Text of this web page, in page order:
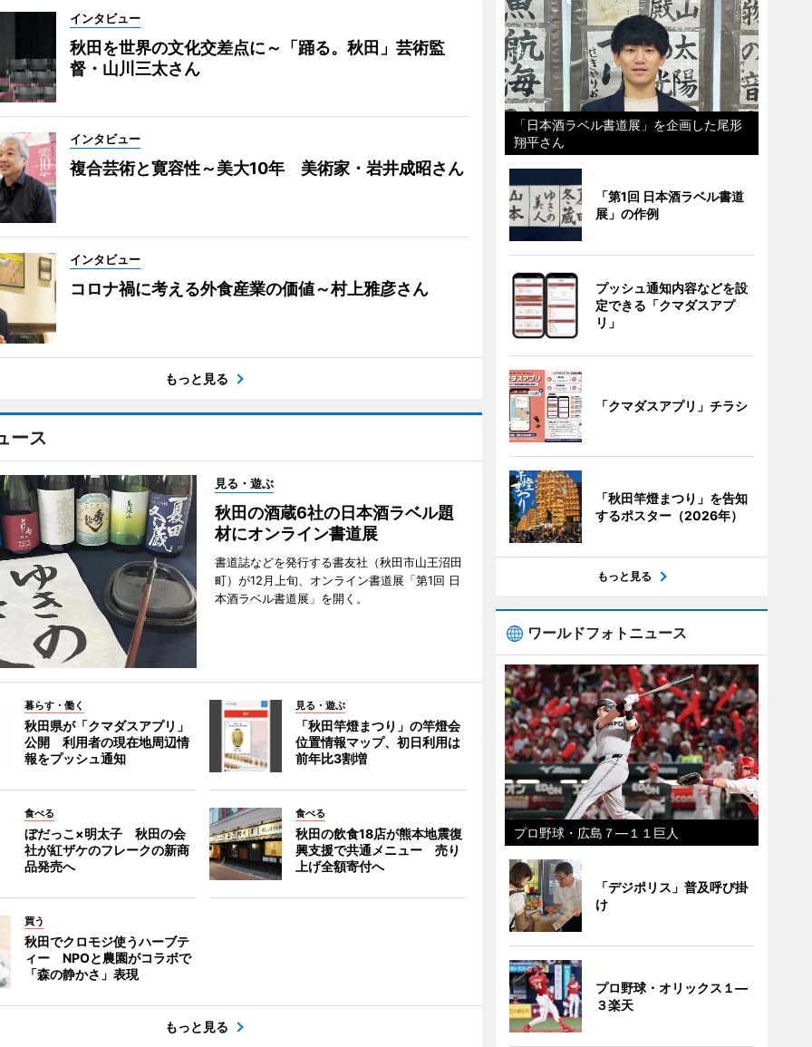
インタビュー
秋田を世界の文化交差点に～「踊る。秋田」芸術監
督・山川三太さん
インタビュー
複合芸術と寛容性～美大10年 美術家・岩井成昭さん
インタビュー
コロナ禍に考える外食産業の価値～村上雅彦さん
もっと見る
ース
見る・遊ぶ
秋田の酒蔵6社の日本酒ラベル題
材にオンライン書道展
書道誌などを発行する書友社（秋田市山王沼田
町）が12月上旬、オンライン書道展「第1回 日
本酒ラベル書道展」を開く。
暮らす・働く
秋田県が「クマダスアプリ」
公開 利用者の現在地周辺情
報をプッシュ通知
見る・遊ぶ
「秋田竿燈まつり」の竿燈会
位置情報マップ、初日利用は
前年比3割増
食べる
ぼだっこ×明太子 秋田の会
社が紅ザケのフレークの新商
品発売へ
食べる
秋田の飲食18店が熊本地震復
興支援で共通メニュー 売り
上げ全額寄付へ
買う
秋田でクロモジ使うハーブテ
ィー NPOと農園がコラボで
「森の静かさ」表現
もっと見る
「日本酒ラベル書道展」を企画した尾形
翔平さん
「第1回 日本酒ラベル書道
展」の作例
プッシュ通知内容などを設
定できる「クマダスアプ
リ」
「クマダスアプリ」チラシ
「秋田竿燈まつり」を告知
するポスター（2026年）
もっと見る
ワールドフォトニュース
プロ野球・広島７―１１巨人
「デジポリス」普及呼び掛
け
プロ野球・オリックス１―
３楽天